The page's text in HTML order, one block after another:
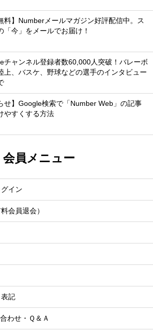
料】Numberメールマガジン好評配信中。ス
「今」をメールでお届け！
チャンネル登録者数60,000人突破！バレーボ
上、バスケ、野球などの選手のインタビュー
せ】Google検索で「Number Web」の記事
やすくする方法
会員メニュー
イン
会員退会）
記
わせ・Ｑ＆Ａ